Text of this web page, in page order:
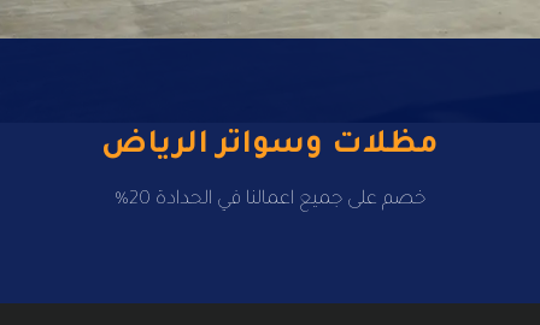
مظلات وسواتر الرياض
خصم على جميع اعمالنا في الحدادة 20%